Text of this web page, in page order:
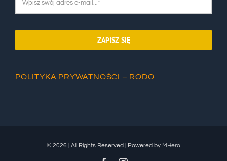
ZAPISZ SIĘ
POLITYKA PRYWATNOŚCI – RODO
© 2026 | All Rights Reserved | Powered by MHero